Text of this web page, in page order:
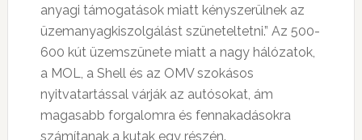
anyagi támogatások miatt kényszerülnek az
üzemanyagkiszolgálást szüneteltetni.” Az 500-
600 kút üzemszünete miatt a nagy hálózatok,
a MOL, a Shell és az OMV szokásos
nyitvatartással várják az autósokat, ám
magasabb forgalomra és fennakadásokra
számítanak a kutak egy részén.